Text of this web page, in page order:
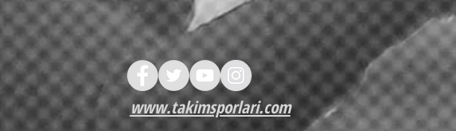
www.takimsporlari.com